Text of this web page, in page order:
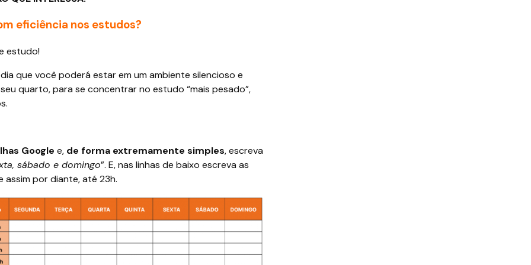
eficiência nos estudos?
estudo!
que você poderá estar em um ambiente silencioso e
quarto, para se concentrar no estudo “mais pesado”,
Google e, de forma extremamente simples, escreva
sábado e domingo”. E, nas linhas de baixo escreva as
assim por diante, até 23h.